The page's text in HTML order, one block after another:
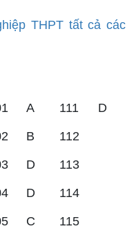
THPT tất cả các
A 111 D
B 112
D 113
D 114
C 115